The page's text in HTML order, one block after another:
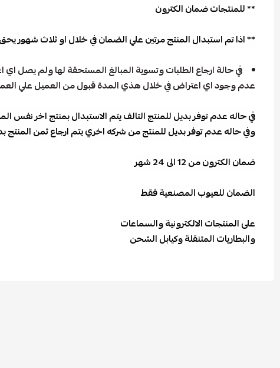
** للمنتجات ضمان الكترون
** اذا تم استبدال المنتج مرتين علي الضمان في خلال او ثلاث شهور
عدم وجود اي اعتراض في خلال هذي المدة قبول من العميل علي
في حاله عدم توفر بديل للمنتج التالف يتم الاستبدال بمنتج اخر
وفي حاله عدم توفر بديل للمنتج من شركه اخري يتم ارجاع ثمن
ضمان الكترون من 12 الى 24 شهر
الضمان للعيوب المصنعية فقط
على المنتجات الالكترونية والسماعات
والبطاريات المتنقلة وكيابل الشحن